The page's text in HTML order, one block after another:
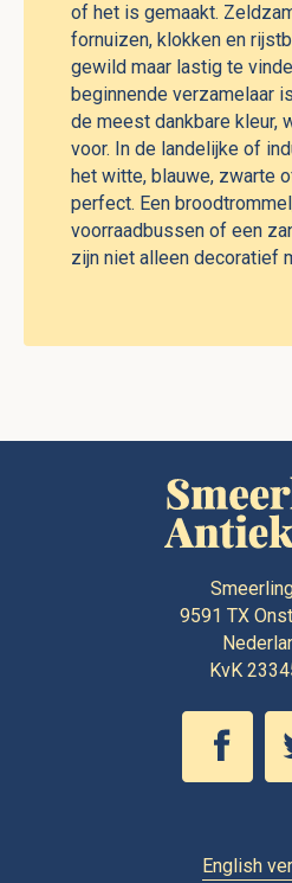
of het is gemaakt.
fornuizen, klokken en
gewild maar lastig te
beginnende verzamelaar
de meest dankbare kleur,
voor. In de landelijke of
het witte, blauwe, zwarte
perfect. Een
voorraadbussen of een
zijn niet alleen decoratief
9591 TX
KvK
English